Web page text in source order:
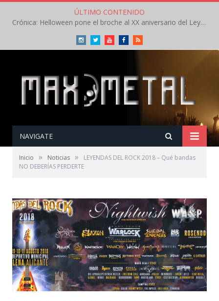
ÚLTIMO CONTENIDO
Crónica: In Flames y The Baboon Show compiten por el mejor concierto del día en el Leyendas del Rock – Viernes – Agosto 2026
InstagramTwitterYoutubeFacebookRSS
NAVIGATE
Inicio » Noticias »
LEYENDAS DEL ROCK 2018 – Qué bandas
NO DEBERÍAS PERDERTE